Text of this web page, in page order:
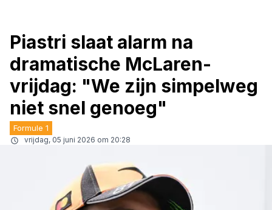
Piastri slaat alarm na
dramatische McLaren-
vrijdag: "We zijn simpelweg
niet snel genoeg"
Formule 1
vrijdag, 05 juni 2026 om 20:28